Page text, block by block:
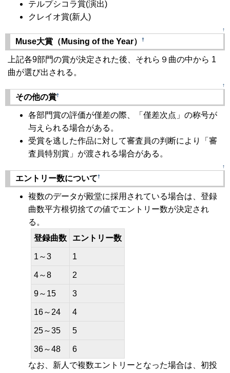
テルプシコラ賞(演出)
クレイオ賞(新人)
↑
Muse大賞（Musing of the Year） †
上記各9部門の賞が決定された後、それら９曲の中から 1
曲が選び出される。
↑
その他の賞†
各部門賞の評価が僅差の際、「僅差次点」の称号が
与えられる場合がある。
受賞を逃した作品に対して審査員の判断により「審
査員特別賞」が渡される場合がある。
↑
エントリー数について†
複数のデータが殿堂に採用されている場合は、登録
曲数平方根切捨ての値でエントリー数が決定され
る。
登録曲数
エントリー数
1～3 1
4～8 2
9～15 3
16～24 4
25～35 5
36～48
6
なお、新人で複数エントリーとなった場合は、初投